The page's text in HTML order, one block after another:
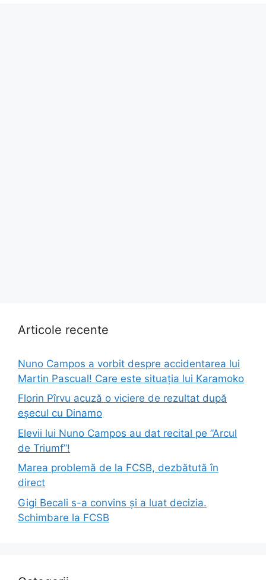
Articole recente
Nuno Campos a vorbit despre accidentarea lui
Martin Pascual! Care este situația lui Karamoko
Florin Pîrvu acuză o viciere de rezultat după
eșecul cu Dinamo
Elevii lui Nuno Campos au dat recital pe ”Arcul
de Triumf”!
Marea problemă de la FCSB, dezbătută în
direct
Gigi Becali s-a convins și a luat decizia.
Schimbare la FCSB